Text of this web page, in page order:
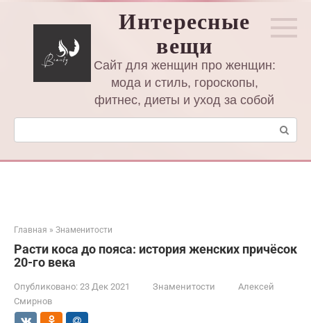
Интересные
вещи
Сайт для женщин про женщин:
мода и стиль, гороскопы,
фитнес, диеты и уход за собой
Поиск:
Главная » Знаменитости
Расти коса до пояса: история женских причёсок
20-го века
Опубликовано: 23 Дек 2021 Знаменитости
Алексей
Смирнов